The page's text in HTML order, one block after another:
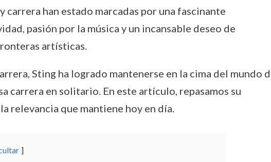
carrera han estado marcadas por una fascinante
pasión por la música y un incansable deseo de
artísticas.
Sting ha logrado mantenerse en la cima del mundo
carrera en solitario. En este artículo, repasamos su
relevancia que mantiene hoy en día.